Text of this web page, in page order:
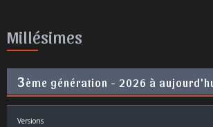
Millésimes
3ème génération - 2026 à
Versions